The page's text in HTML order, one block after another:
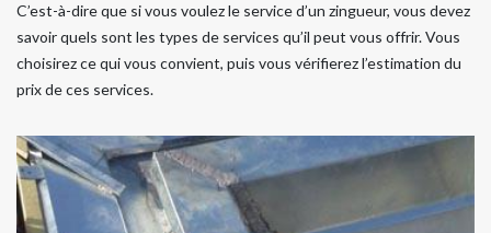
C’est-à-dire que si vous voulez le service d’un zingueur, vous devez
savoir quels sont les types de services qu’il peut vous offrir. Vous
choisirez ce qui vous convient, puis vous vérifierez l’estimation du
prix de ces services.